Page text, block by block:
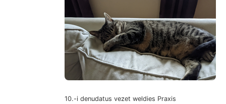
10.-i denudatus vezet weldies Praxis